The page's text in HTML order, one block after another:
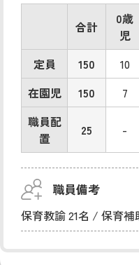
合計
0歳
児
定員
150 10
在園児
150 7
職員配
置
25 -
職員備考
保育教諭 21名 / 保育